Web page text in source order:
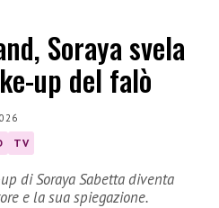
Soraya svela
up del falò
TV
di Soraya Sabetta diventa
e la sua spiegazione.